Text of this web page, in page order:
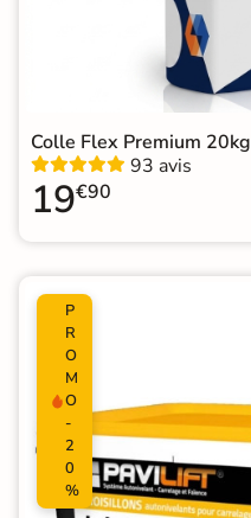
Colle Flex Premium 20kg
93 avis
19€90
P
R
O
M
O
-
2
0
%